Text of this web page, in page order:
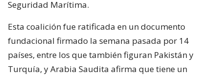
Seguridad Marítima.
Esta coalición fue ratificada en un documento
fundacional firmado la semana pasada por 14
países, entre los que también figuran Pakistán y
Turquía, y Arabia Saudita afirma que tiene un